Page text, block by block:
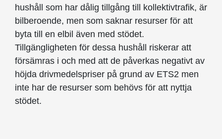
hushåll som har dålig tillgång till kollektivtrafik, är
bilberoende, men som saknar resurser för att
byta till en elbil även med stödet.
Tillgängligheten för dessa hushåll riskerar att
försämras i och med att de påverkas negativt av
höjda drivmedelspriser på grund av ETS2 men
inte har de resurser som behövs för att nyttja
stödet.